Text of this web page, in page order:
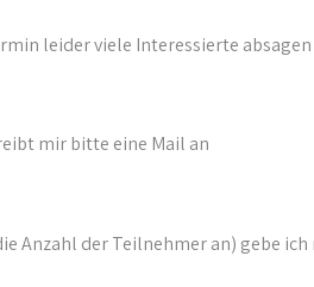
leider viele Interessierte
mir bitte eine Mail an
Anzahl der Teilnehmer an) gebe ich